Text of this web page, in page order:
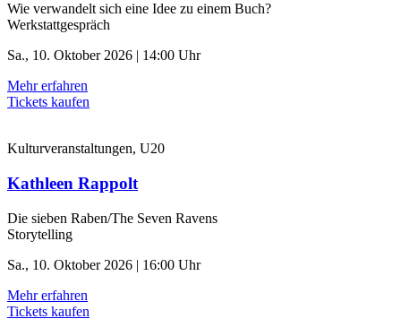
Wie verwandelt sich eine Idee zu einem Buch?
Werkstattgespräch
Sa., 10. Oktober 2026 | 14:00 Uhr
Mehr erfahren
Tickets kaufen
Kulturveranstaltungen, U20
Kathleen Rappolt
Die sieben Raben/The Seven Ravens
Storytelling
Sa., 10. Oktober 2026 | 16:00 Uhr
Mehr erfahren
Tickets kaufen